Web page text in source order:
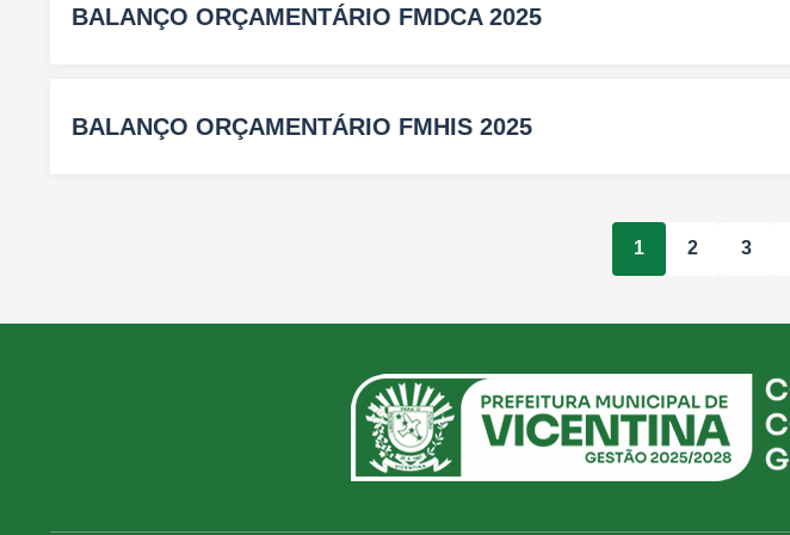
BALANÇO ORÇAMENTÁRIO FMDCA 2025
BALANÇO ORÇAMENTÁRIO FMHIS 2025
1 2 3